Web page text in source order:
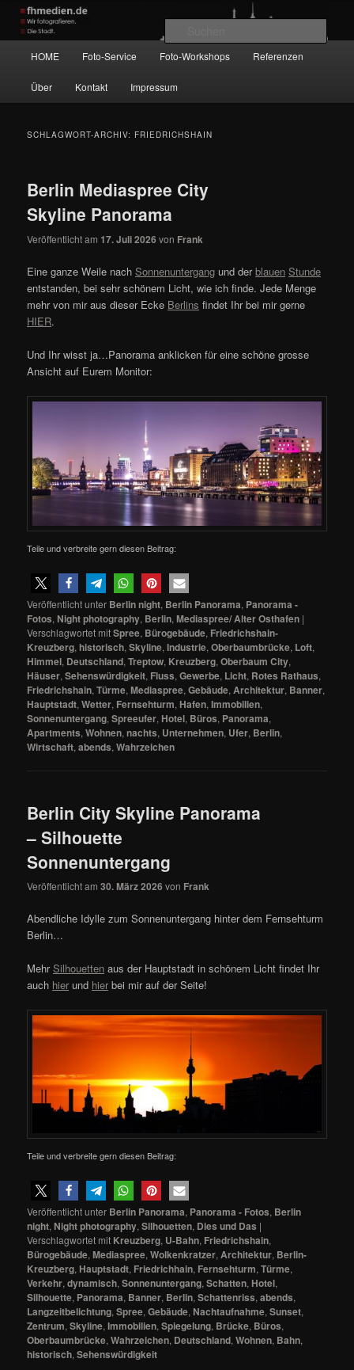
Zum
primären
Inhalt
springen
Zum
sekundären
Inhalt
springen
Wir fotografieren die Hauptstadt!
HOME Foto-Service Foto-Workshops Referenzen
Über Kontakt Impressum
SCHLAGWORT-ARCHIV: FRIEDRICHSHAIN
Berlin Mediaspree City
Skyline Panorama
Veröffentlicht am 17. Juli 2026 von Frank
Eine ganze Weile nachSonnenuntergang und derblauen Stunde
entstanden, bei sehr schönem Licht, wie ich finde. Jede Menge
mehr von mir aus dieser Ecke Berlins findet Ihr bei mir gerne
HIER.
Und Ihr wisst ja…Panorama anklicken für eine schöne grosse
Ansicht auf Eurem Monitor:
Teile und verbreite gern diesen Beitrag:
Veröffentlicht unter Berlin night, Berlin Panorama, Panorama -
Fotos, Night photography, Berlin,Mediaspree/ Alter Osthafen |
Verschlagwortet mitSpree, Bürogebäude, Friedrichshain-
Kreuzberg,historisch,Skyline,Industrie,Oberbaumbrücke, Loft,
Himmel, Deutschland,Treptow, Kreuzberg,Oberbaum City,
Häuser,Sehenswürdigkeit, Fluss,Gewerbe, Licht, Rotes Rathaus,
Friedrichshain,Türme,Mediaspree,Gebäude, Architektur, Banner,
Hauptstadt,Wetter, Fernsehturm, Hafen,Immobilien,
Sonnenuntergang,Spreeufer, Hotel, Büros, Panorama,
Apartments,Wohnen,nachts, Unternehmen, Ufer, Berlin,
Wirtschaft,abends,Wahrzeichen
Berlin City Skyline Panorama
– Silhouette
Sonnenuntergang
Veröffentlicht am30. März 2026 von Frank
Abendliche Idylle zum Sonnenuntergang hinter dem Fernsehturm
Berlin…
MehrSilhouetten aus der Hauptstadt in schönem Licht findet Ihr
auch hier und hier bei mir auf der Seite!
Teile und verbreite gern diesen Beitrag:
Veröffentlicht unter Berlin Panorama, Panorama - Fotos, Berlin
night, Night photography,Silhouetten, Dies und Das |
Verschlagwortet mit Kreuzberg, U-Bahn, Friedrichshain,
Bürogebäude,Mediaspree,Wolkenkratzer, Architektur, Berlin-
Kreuzberg, Hauptstadt, Friedrichhain, Fernsehturm,Türme,
Verkehr,dynamisch,Sonnenuntergang,Schatten, Hotel,
Silhouette, Panorama, Banner, Berlin,Schattenriss,abends,
Langzeitbelichtung,Spree,Gebäude, Nachtaufnahme,Sunset,
Zentrum,Skyline,Immobilien,Spiegelung, Brücke, Büros,
Oberbaumbrücke,Wahrzeichen, Deutschland,Wohnen, Bahn,
historisch,Sehenswürdigkeit